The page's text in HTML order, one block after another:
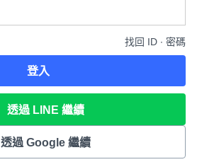
找回 ID ∙ 密碼
登入
透過 LINE 繼續
透過 Google 繼續